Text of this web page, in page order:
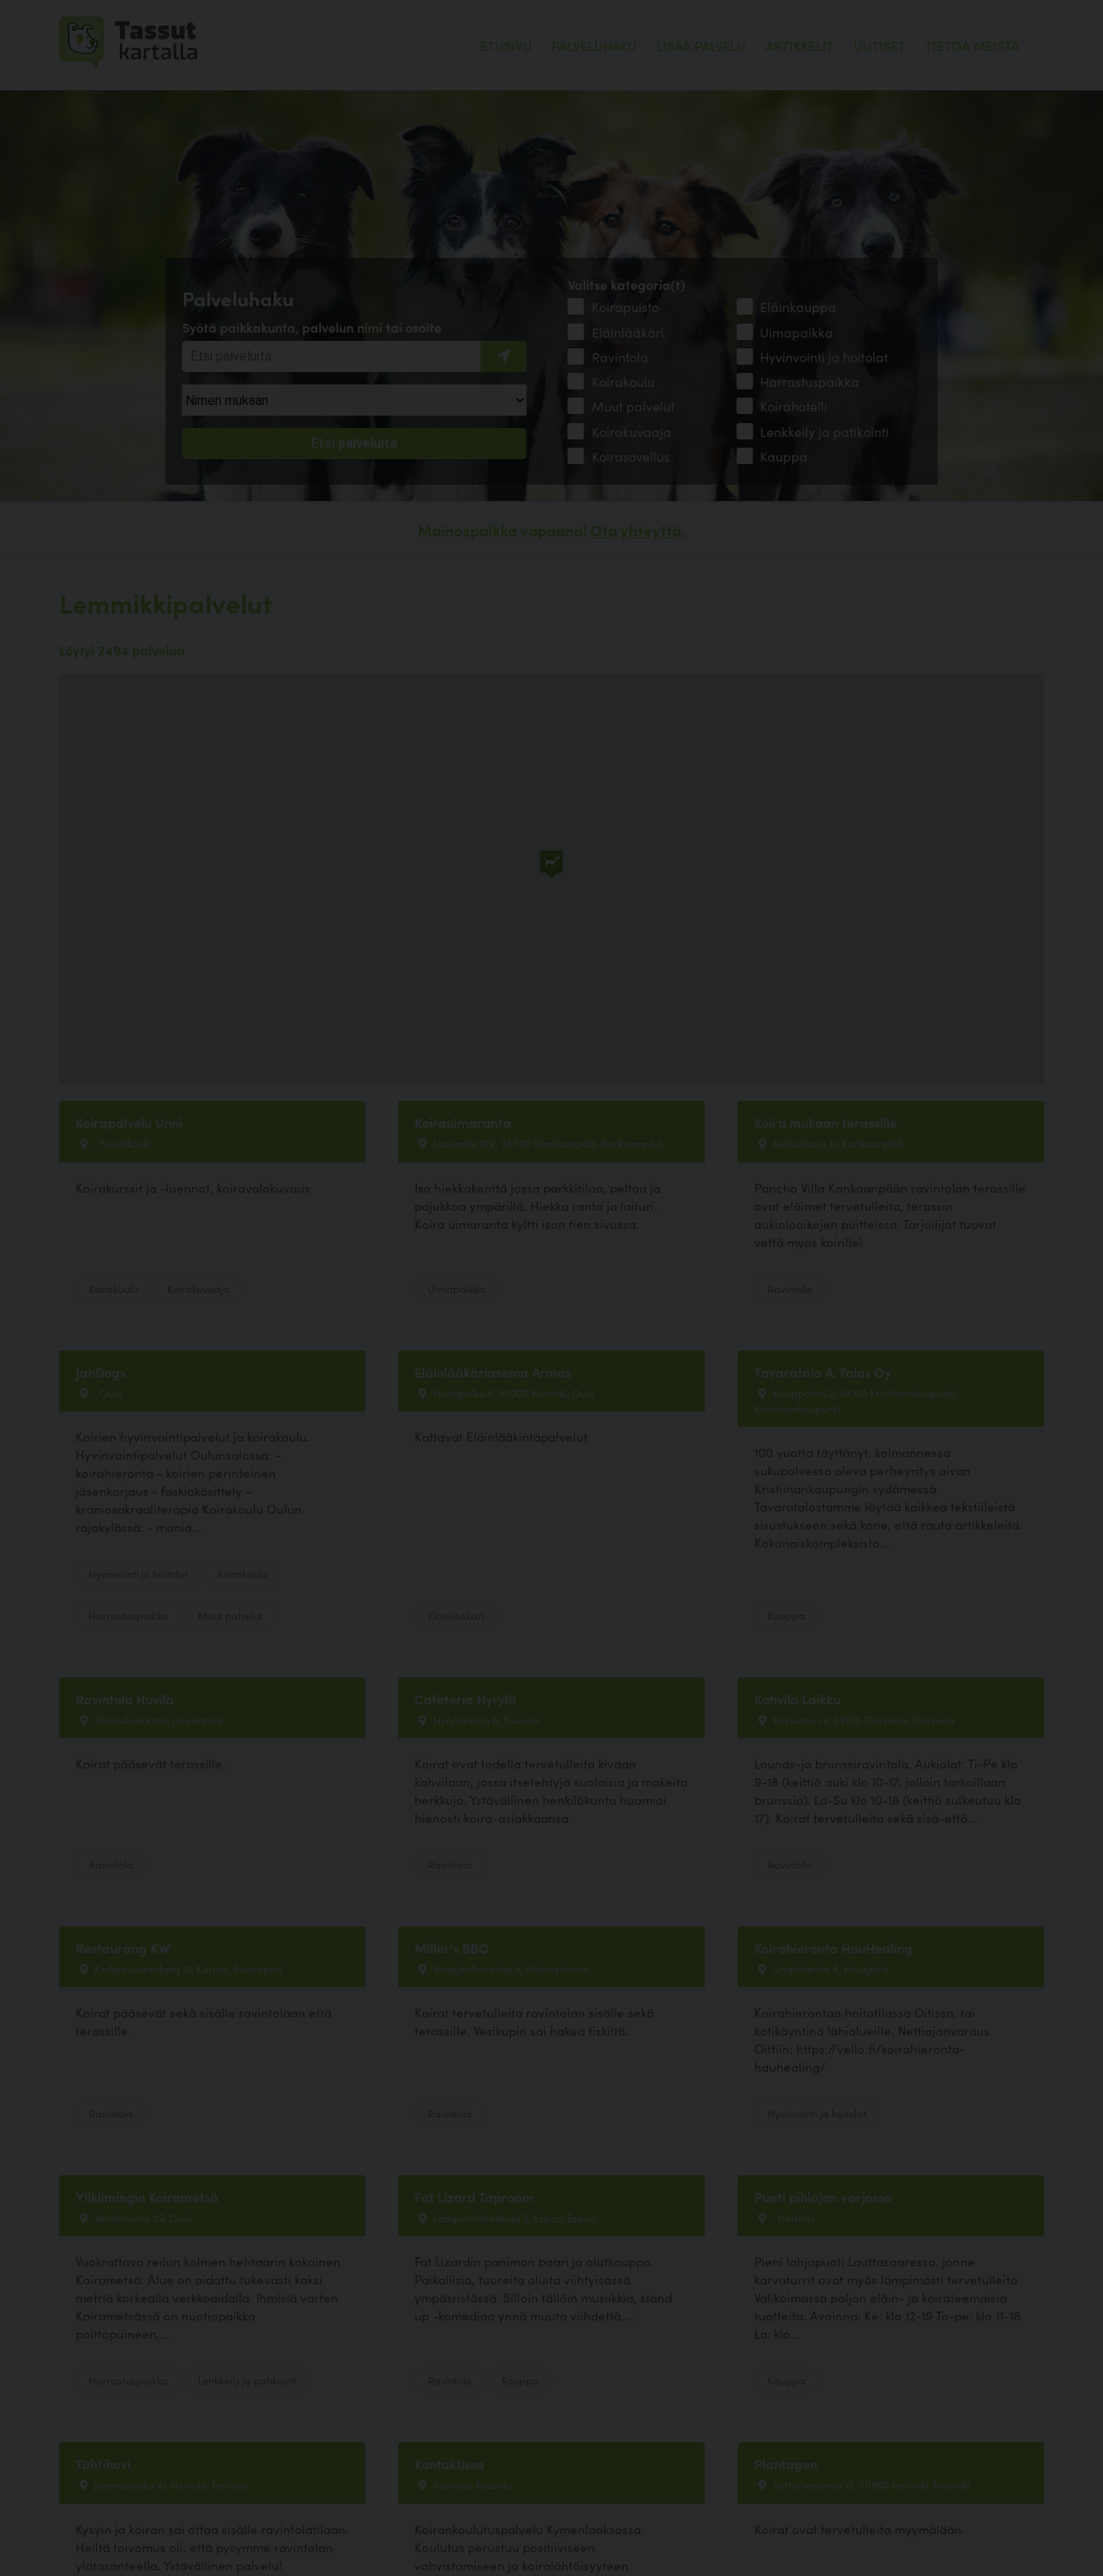
ETUSIVU PALVELUHAKU LISÄÄ PALVELU ARTIKKELIT UUTISET TIETOA MEISTÄ
Palveluhaku
Syötä paikkakunta, palvelun nimi tai osoite
Valitse kategoria(t)
Koirapuisto
Eläinkauppa
Eläinlääkäri
Uimapaikka
Ravintola
Hyvinvointi ja hoitolat
Koirakoulu
Harrastuspaikka
Muut palvelut
Koirahotelli
Koirakuvaaja
Lenkkeily ja patikointi
Koirasovellus
Kauppa
Mainospaikka vapaana! Ota yhteyttä.
Lemmikkipalvelut
Löytyi 2494 palvelua
Koirapalvelu Unni
, Taivalkoski
Koirakurssit ja -luennot, koiravalokuvaus
Koirauimaranta
Laviantie 272, 38700 Kankaanpää, Kankaanpää
Iso hiekkakenttä jossa parkkitilaa, peltoa ja
pajukkoa ympärillä. Hiekka ranta ja laituri.
Koira uimaranta kyltti ison tien sivussa.
Koira mukaan terassille
Keskuskatu 31, Kankaanpää
Pancho Villa Kankaanpään ravintolan terassille
ovat eläimet tervetulleita, terassin
aukioloaikojen puitteissa. Tarjoilijat tuovat
vettä myös koirille!
JanDogs
, Oulu
Koirien hyvinvointipalvelut ja koirakoulu.
Hyvinvointipalvelut Oulunsalossa: -
koirahieronta - koirien perinteinen
jäsenkorjaus - faskiakäsittely -
kraniosakraaliterapia Koirakoulu Oulun
rajakylässä: - monia...
Eläinlääkäriasema Armas
Honkipolku 6, 90900 Kiiminki, Oulu
Kattavat Eläinlääkintäpalvelut
Tavaratalo A. Talas Oy
Kauppatori 2, 64100 Kristiinankaupunki,
Kristiinankaupunki
100 vuotta täyttänyt, kolmannessa
sukupolvessa oleva perheyritys aivan
Kristiinankaupungin sydämessä.
Tavaratalostamme löytää kaikkea tekstiileistä
sisustukseen sekä kone, että rauta artikkeleita.
Kokonaiskompleksista...
Ravintola Huvila
Sibeliuksenkatu, Järvenpää
Koirat pääsevät terassille.
Cafetería Hyrylä
Hyrylänkatu 6, Tuusula
Koirat ovat todella tervetulleita kivaan
kahvilaan, jossa itsetehtyjä suolaisia ja makeita
herkkuja. Ystävällinen henkilökunta huomioi
hienosti koira-asiakkaansa.
Kahvila Laikku
Keskustori 4, 33100 Tampere, Tampere
Lounas-ja brunssiravintola. Aukiolot: Ti-Pe klo
9-18 (keittiö auki klo 10-17, jolloin tarkoillaan
brunssia). La-Su klo 10-18 (keittiö sulkeutuu klo
17). Koirat tervetulleita sekä sisä-että...
Restaurang KW
Korkeavuorenkatu 12, Karjaa, Raasepori
Koirat pääsevät sekä sisälle ravintolaan että
terassille.
Miller's BBQ
Vanajanlinnantie 4, Hämeenlinna
Koirat tervetulleita ravintolan sisälle sekä
terassille. Vesikupin sai hakea tiskiltä.
Koirahieronta HauHealing
Umpistentie 8, Hausjärvi
Koirahierontaa hoitotilassa Oitissa, tai
kotikäyntinä lähialueille. Nettiajanvaraus
Oittiin: https://vello.fi/koirahieronta-
hauhealing/
Ylikiimingin Koirametsä
Vanharanta 29, Oulu
Vuokrattava reilun kolmen hehtaarin kokoinen
Koirametsä. Alue on aidattu tukevasti kaksi
metriä korkealla verkkoaidalla. Ihmisiä varten
Koirametsässä on nuotiopaikka
polttopuineen,...
Fat Lizard Taproom
Lämpömiehenkuja 3, Espoo, Espoo
Fat Lizardin panimon baari ja olutkauppa.
Paikallisia, tuoreita oluita viihtyisässä
ympäsristössä. Silloin tällöin musiikkia, stand
up -komediaa ynnä muuta viihdettä....
Puoti pihlajan varjossa
, Helsinki
Pieni lahjapuoti Lauttasaaressa, jonne
karvaturrit ovat myös lämpimästi tervetulleita.
Valikoimassa paljon eläin- ja koirateemaisia
tuotteita. Avoinna: Ke: klo 12-19 To-pe: klo 11-18
La: klo...
Tähtihovi
Juornatpolku 41, Heinola, Heinola
Kysyin ja koiran sai ottaa sisälle ravintolatilaan.
Heiltä toivomus oli, että pysymme ravintolan
ylätasanteella. Ystävällinen palvelu!
Kontaktissa
Kouvola, Kouvola
Koirankoulutuspalvelu Kymenlaaksossa.
Koulutus perustuu positiiviseen
vahvistamiseen ja koiralähtöisyyteen
Plantagen
Vartioharjuntie 13, 00950 Helsinki, Helsinki
Koirat ovat tervetulleita myymälään.